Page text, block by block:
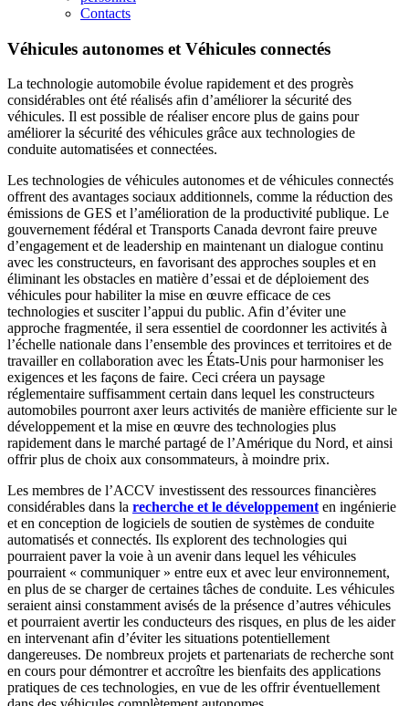
Contacts
Véhicules autonomes et Véhicules connectés
La technologie automobile évolue rapidement et des progrès
considérables ont été réalisés afin d’améliorer la sécurité des
véhicules. Il est possible de réaliser encore plus de gains pour
améliorer la sécurité des véhicules grâce aux technologies de
conduite automatisées et connectées.
Les technologies de véhicules autonomes et de véhicules connectés
offrent des avantages sociaux additionnels, comme la réduction des
émissions de GES et l’amélioration de la productivité publique. Le
gouvernement fédéral et Transports Canada devront faire preuve
d’engagement et de leadership en maintenant un dialogue continu
avec les constructeurs, en favorisant des approches souples et en
éliminant les obstacles en matière d’essai et de déploiement des
véhicules pour habiliter la mise en œuvre efficace de ces
technologies et susciter l’appui du public. Afin d’éviter une
approche fragmentée, il sera essentiel de coordonner les activités à
l’échelle nationale dans l’ensemble des provinces et territoires et de
travailler en collaboration avec les États-Unis pour harmoniser les
exigences et les façons de faire. Ceci créera un paysage
réglementaire suffisamment certain dans lequel les constructeurs
automobiles pourront axer leurs activités de manière efficiente sur le
développement et la mise en œuvre des technologies plus
rapidement dans le marché partagé de l’Amérique du Nord, et ainsi
offrir plus de choix aux consommateurs, à moindre prix.
Les membres de l’ACCV investissent des ressources financières
considérables dans la recherche et le développement en ingénierie
et en conception de logiciels de soutien de systèmes de conduite
automatisés et connectés. Ils explorent des technologies qui
pourraient paver la voie à un avenir dans lequel les véhicules
pourraient « communiquer » entre eux et avec leur environnement,
en plus de se charger de certaines tâches de conduite. Les véhicules
seraient ainsi constamment avisés de la présence d’autres véhicules
et pourraient avertir les conducteurs des risques, en plus de les aider
en intervenant afin d’éviter les situations potentiellement
dangereuses. De nombreux projets et partenariats de recherche sont
en cours pour démontrer et accroître les bienfaits des applications
pratiques de ces technologies, en vue de les offrir éventuellement